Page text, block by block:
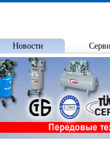
Новости